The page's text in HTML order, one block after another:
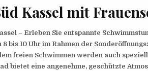
Kassel mit
– Erleben Sie entspannte
8 bis 10 Uhr im Rahmen der
freien Schwimmen werden auch
bietet eine angenehme, geschützte